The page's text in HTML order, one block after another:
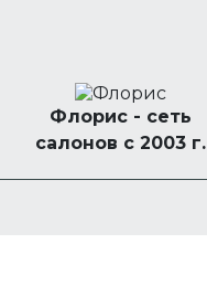
Флорис - сеть
салонов с 2003 г.